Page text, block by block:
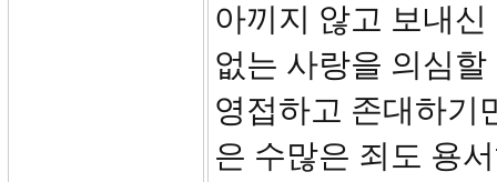
아끼지 않고 보내
없는 사랑을 의심
영접하고 존대하기
은 수많은 죄도 용